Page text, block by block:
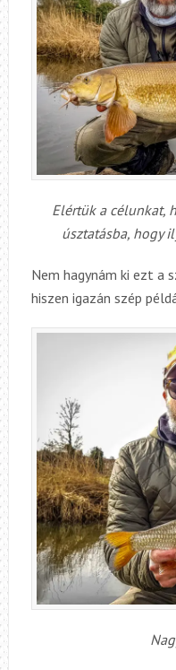
Elértük a célunkat,
úsztatásba, hogy
Nem hagynám ki ezt a
hiszen igazán szép